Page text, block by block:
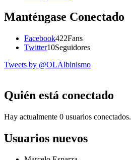
Manténgase Conectado
Facebook422Fans
Twitter10Seguidores
Tweets by @OLAlbinismo
Quién está conectado
Hay actualmente 0 usuarios conectados.
Usuarios nuevos